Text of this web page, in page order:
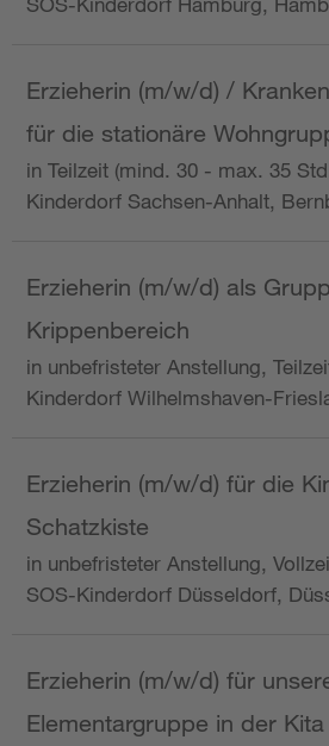
Erzieherin (m/w/d) /
für die stationäre
in Teilzeit (mind. 30 - max. 35
Kinderdorf Sachsen-Anhalt,
Erzieherin (m/w/d) als
Krippenbereich
in unbefristeter Anstellung,
Kinderdorf Wilhelmshaven-
Erzieherin (m/w/d) für die
Schatzkiste
in unbefristeter Anstellung,
SOS-Kinderdorf Düsseldorf,
Erzieherin (m/w/d) für
Elementargruppe in der Kita